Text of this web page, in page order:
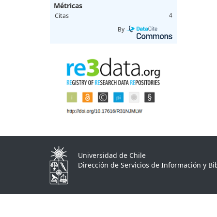
Métricas
Citas 4
By
Universidad de Chile
Dirección de Servicios de Información y